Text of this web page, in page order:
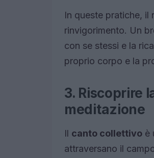
In queste pratiche, il
rinvigorimento. Un
con se stessi e la
proprio corpo e la
3. Riscoprire
meditazione
Il canto collettivo è
attraversano il